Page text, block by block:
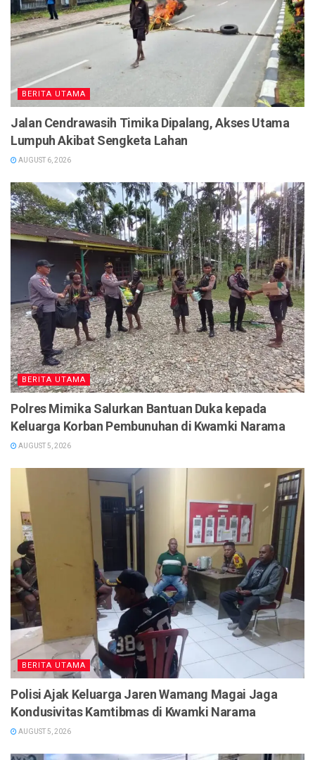
BERITA UTAMA
Jalan Cendrawasih Timika Dipalang, Akses Utama
Lumpuh Akibat Sengketa Lahan
AUGUST 6, 2026
BERITA UTAMA
Polres Mimika Salurkan Bantuan Duka kepada
Keluarga Korban Pembunuhan di Kwamki Narama
AUGUST 5, 2026
BERITA UTAMA
Polisi Ajak Keluarga Jaren Wamang Magai Jaga
Kondusivitas Kamtibmas di Kwamki Narama
AUGUST 5, 2026